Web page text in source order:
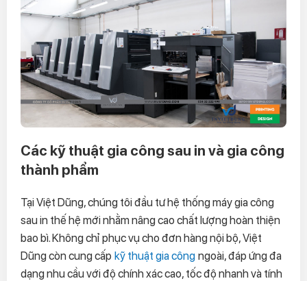
Các kỹ thuật gia công sau in và gia công
thành phẩm
Tại Việt Dũng, chúng tôi đầu tư hệ thống máy gia công
sau in thế hệ mới nhằm nâng cao chất lượng hoàn thiện
bao bì. Không chỉ phục vụ cho đơn hàng nội bộ, Việt
Dũng còn cung cấp kỹ thuật gia công ngoài, đáp ứng đa
dạng nhu cầu với độ chính xác cao, tốc độ nhanh và tính